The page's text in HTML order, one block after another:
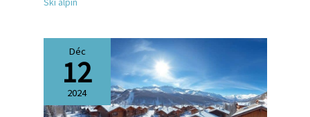
Déc
12
2024